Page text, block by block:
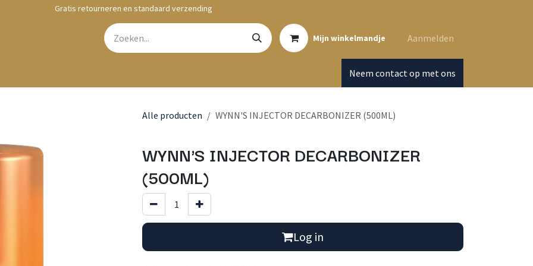
Gratis retourneren en standaard verzending
Mijn winkelmandje Aanmelden
Neem contact op met ons
Alle producten WYNN'S INJECTOR DECARBONIZER (500ML)
WYNN'S INJECTOR DECARBONIZER
(500ML)
Log in